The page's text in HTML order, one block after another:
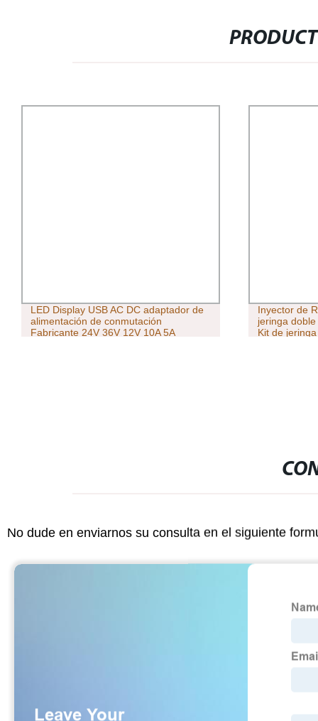
LED Display USB AC DC adaptador de
alimentación de conmutación
Fabricante 24V 36V 12V 10A 5A
Inyector de
jeringa
Kit de jeringa
No dude en enviarnos su consulta en el siguiente